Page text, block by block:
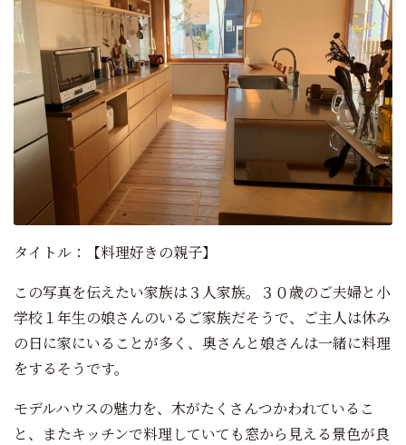
タイトル：【料理好きの親子】
この写真を伝えたい家族は３人家族。３０歳のご夫婦と小
学校１年生の娘さんのいるご家族だそうで、ご主人は休み
の日に家にいることが多く、奥さんと娘さんは一緒に料理
をするそうです。
モデルハウスの魅力を、木がたくさんつかわれているこ
と、またキッチンで料理していても窓から見える景色が良